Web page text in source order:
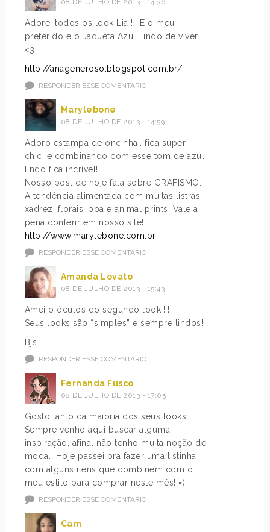
Adorei todos os look Lia !!! E o meu
preferido é o Jaqueta Azul, lindo de viver
<3
http://anageneroso.blogspot.com.br/
RESPONDER ESSE COMENTÁRIO
Marylebone
08 DE JULHO DE 2013 - 14:59
Adoro estampa de oncinha.. fica super
chic, e combinando com esse tom de azul
lindo fica incrível!
Nosso post de hoje fala sobre GRAFISMO.
A tendência alimentada com muitas listras,
xadrez, florais, poa e animal prints. Vale a
pena conferir em nosso site!
http://www.marylebone.com.br
RESPONDER ESSE COMENTÁRIO
Amanda Lovato
08 DE JULHO DE 2013 - 15:43
Amei o óculos do segundo look!!!!
Seus looks são “simples” e sempre lindos!!
Bjs
RESPONDER ESSE COMENTÁRIO
Fernanda Fusco
08 DE JULHO DE 2013 - 17:05
Gosto tanto da maioria dos seus looks!
Sempre venho aqui buscar alguma
inspiração, afinal não tenho muita noção de
moda… Hoje passei pra fazer uma listinha
com alguns itens que combinem com o
meu estilo para comprar neste mês! =)
RESPONDER ESSE COMENTÁRIO
Cam